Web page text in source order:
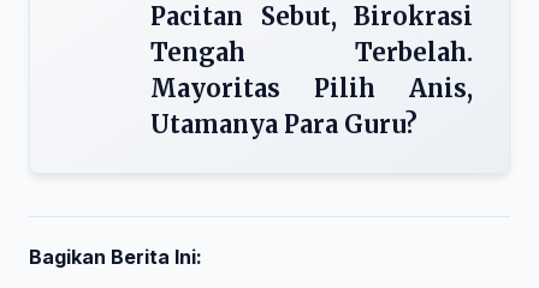
Pacitan Sebut, Birokrasi
Tengah Terbelah.
Mayoritas Pilih Anis,
Utamanya Para Guru?
Bagikan Berita Ini: